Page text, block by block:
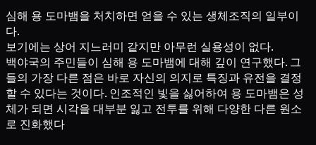
심해 용 도마뱀을 처치하면 얻을 수 있는 생체조직의 일부이
다.
보기에는 상어 지느러미 같지만 아무런 실용성이 없다.
백야국의 주민들이 심해 용 도마뱀에 대해 깊이 연구했다. 그
들의 가장 다른 점은 바로 자신의 의지로 특징과 유전을 결정
할 수 있다는 것이다. 인조적인 빛을 싫어하여 용 도마뱀은 성
체가 되면 시각을 대부분 잃고 전투를 위해 다양한 다른 원소
로 진화했다